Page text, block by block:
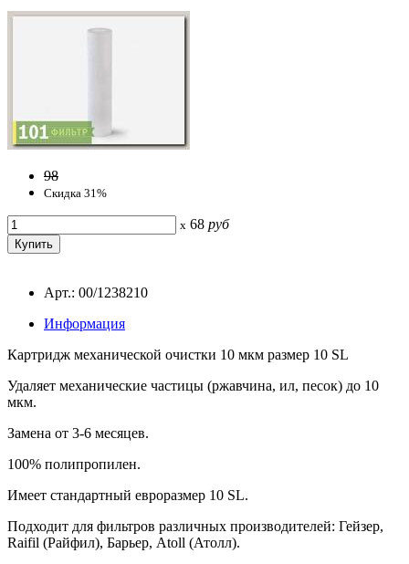
98
Скидка 31%
x 68 руб
Арт.: 00/1238210
Информация
Картридж механической очистки 10 мкм размер 10 SL
Удаляет механические частицы (ржавчина, ил, песок) до 10
мкм.
Замена от 3-6 месяцев.
100% полипропилен.
Имеет стандартный евроразмер 10 SL.
Подходит для фильтров различных производителей: Гейзер,
Raifil (Райфил), Барьер, Atoll (Атолл).